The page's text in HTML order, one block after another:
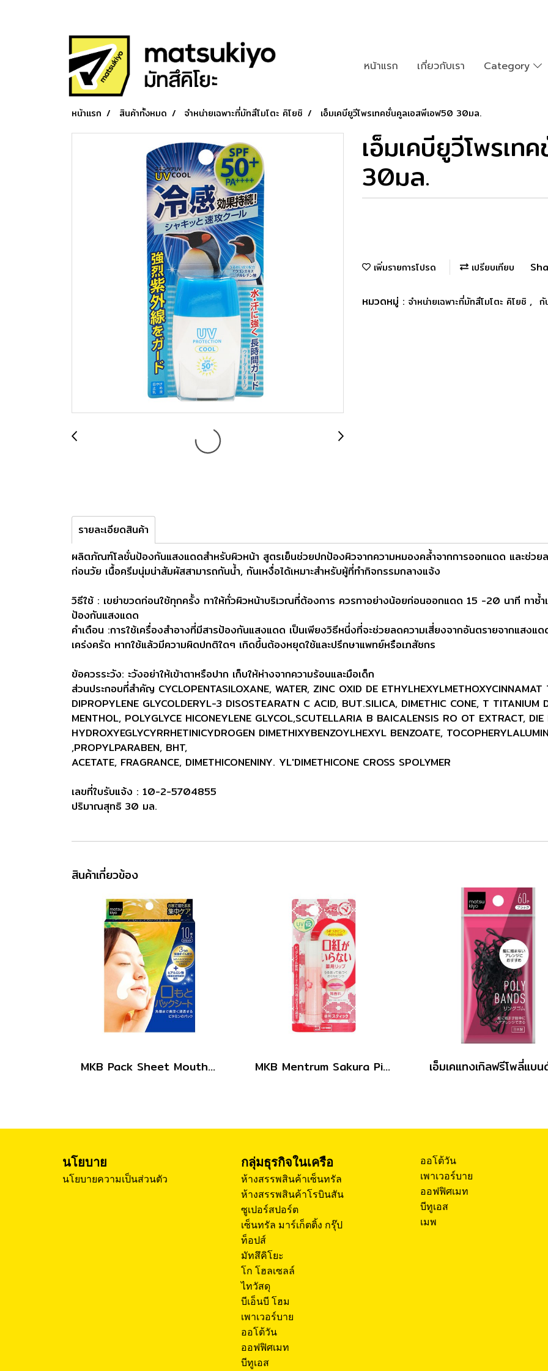
หน้าแรก เกี่ยวกับเรา Category
หน้าแรก สินค้าทั้งหมด จำหน่ายเฉพาะที่มัทสึโมโตะ คิโยชิ เอ็มเคบียูวีโพรเทคชั่นคูลเอสพีเอฟ50 30มล.
เอ็มเคบียูวีโพรเ
30มล.
เพิ่มรายการโปรด เปรียบเทียบ
หมวดหมู่ : จำหน่ายเฉพาะที่มัทสึโมโตะ คิโยชิ , กั
รายละเอียดสินค้า
ผลิตภัณฑ์โลชั่นป้องกันแสงแดดสำหรับผิวหน้า สูตรเย็นช่วยปกป้องผิวจากความหมองคล้ำจากการออกแดด และช่วย
ก่อนวัย เนื้อครีมนุ่มน่าสัมผัสสามารถกันน้ำ, กันเหงื่อได้เหมาะสำหรับผู้ที่ทำกิจกรรมกลางแจ้ง
วิธีใช้ : เขย่าขวดก่อนใช้ทุกครั้ง ทาให้ทั่วผิวหน้าบริเวณที่ต้องการ ควรทาอย่างน้อยก่อนออกแดด 15 -20 นาที ทาซ้
ป้องกันแสงแดด
คำเดือน :การใช้เครื่องสำอางที่มีสารป้องกันแสงแดด เป็นเพียงวิธีหนึ่งที่จะช่วยลดความเสี่ยงจากอันตรายจากแสงแ
เคร่งครัด หากใช้แล้วมีความผิดปกติใดๆ เกิดขึ้นต้องหยุดใช้และปรึกษาแพทย์หรือเภสัชกร
ข้อควรระวัง: ะวังอย่าให้เข้าตาหรือปาก เก็บให้ห่างจากความร้อนและมือเด็ก
ส่วนประกอบที่สำคัญ CYCLOPENTASILOXANE, WATER, ZINC OXID DE
DIPROPYLENE GLYCOLDERYL-3 DISOSTEARATN C ACID, BUT.SILICA, DIMETHIC CONE, T TITANIUM
MENTHOL, POLYGLYCE HICONEYLENE GLYCOL,SCUTELLARIA B BAICALENSIS RO OT EXTRACT,
HYDROXYEGLYCYRRHETINICYDROGEN DIMETHIXYBENZOYLHEXYL BENZOATE,
,PROPYLPARABEN, BHT,
ACETATE, FRAGRANCE, DIMETHICONENINY. YL'DIMETHICONE CROSS SPOLYMER
เลขที่ใบรับแจ้ง : 10-2-5704855
ปริมาณสุทธิ 30 มล.
สินค้าเกี่ยวข้อง
MKB Pack Sheet Mouth 10sheets MKB Mentrum Sakura Pink Lip SPF12 3.5g.
นโยบาย
นโยบายความเป็นส่วนตัว
กลุ่มธุรกิจในเครือ
ห้างสรรพสินค้าเซ็นทรัล
ห้างสรรพสินค้าโรบินสัน
ซูเปอร์สปอร์ต
เซ็นทรัล มาร์เก็ตติ้ง กรุ๊ป
ท็อปส์
มัทสึคิโยะ
โก โฮลเซลล์
ไทวัสดุ
บีเอ็นบี โฮม
เพาเวอร์บาย
ออโต้วัน
ออฟฟิศเมท
บีทูเอส
ออโต้วัน
เพาเวอร์บาย
ออฟฟิศเมท
บีทูเอส
เมพ